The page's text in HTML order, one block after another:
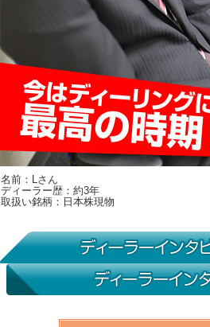
名前：Lさん
ディーラー歴：約3年
取扱い銘柄：日本株現物